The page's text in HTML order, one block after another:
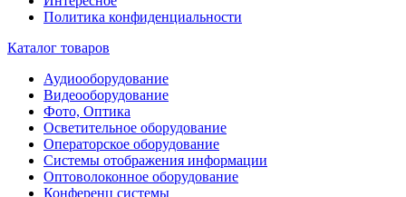
Политика конфиденциальности
Каталог товаров
Аудиооборудование
Видеооборудование
Фото, Оптика
Осветительное оборудование
Операторское оборудование
Системы отображения информации
Оптоволоконное оборудование
Конференц системы